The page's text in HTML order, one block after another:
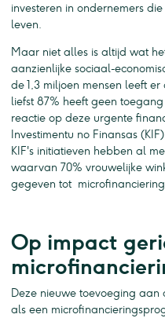
investeren in ondernemers
leven.
Maar niet alles is altijd wat
aanzienlijke sociaal-
de 1,3 miljoen mensen leeft
liefst 87% heeft geen
reactie op deze urgente
Investimentu no Finansas
KIF's initiatieven hebben al
waarvan 70% vrouwelijke
gegeven tot
Op impact
Deze nieuwe toevoeging
als een